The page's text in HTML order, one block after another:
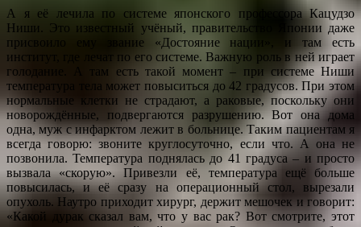
А я её лечила по системе японского профессора Кацудзо
Ниши. Это известный учёный, правительство Японии даже
присвоило ему звание «Достояние нации», и там есть
институт, где лечат по его системе. Важную роль в ней играет
голодание. А там есть такой момент – при системе Ниши
температура тела может повыситься до 42 градусов. При этом
нормальные клетки не страдают, а раковые, поскольку они
новорождённые, подвергаются разрушению. Вот она дома
одна, муж с инфарктом лежит в больнице. Таким пациентам я
всегда говорю: звоните круглосуточно, если что. А она не
позвонила. Температура поднялась до 41 градуса – и просто
вызвала «скорую». Привезли её, температура ещё больше
повысилась, и её сразу на операционный стол, вырезали
опухоль. Наутро приходит хирург, держит мешочек и говорит:
«Какой дурак сказал вам, что у вас рак? Вот смотрите, этот